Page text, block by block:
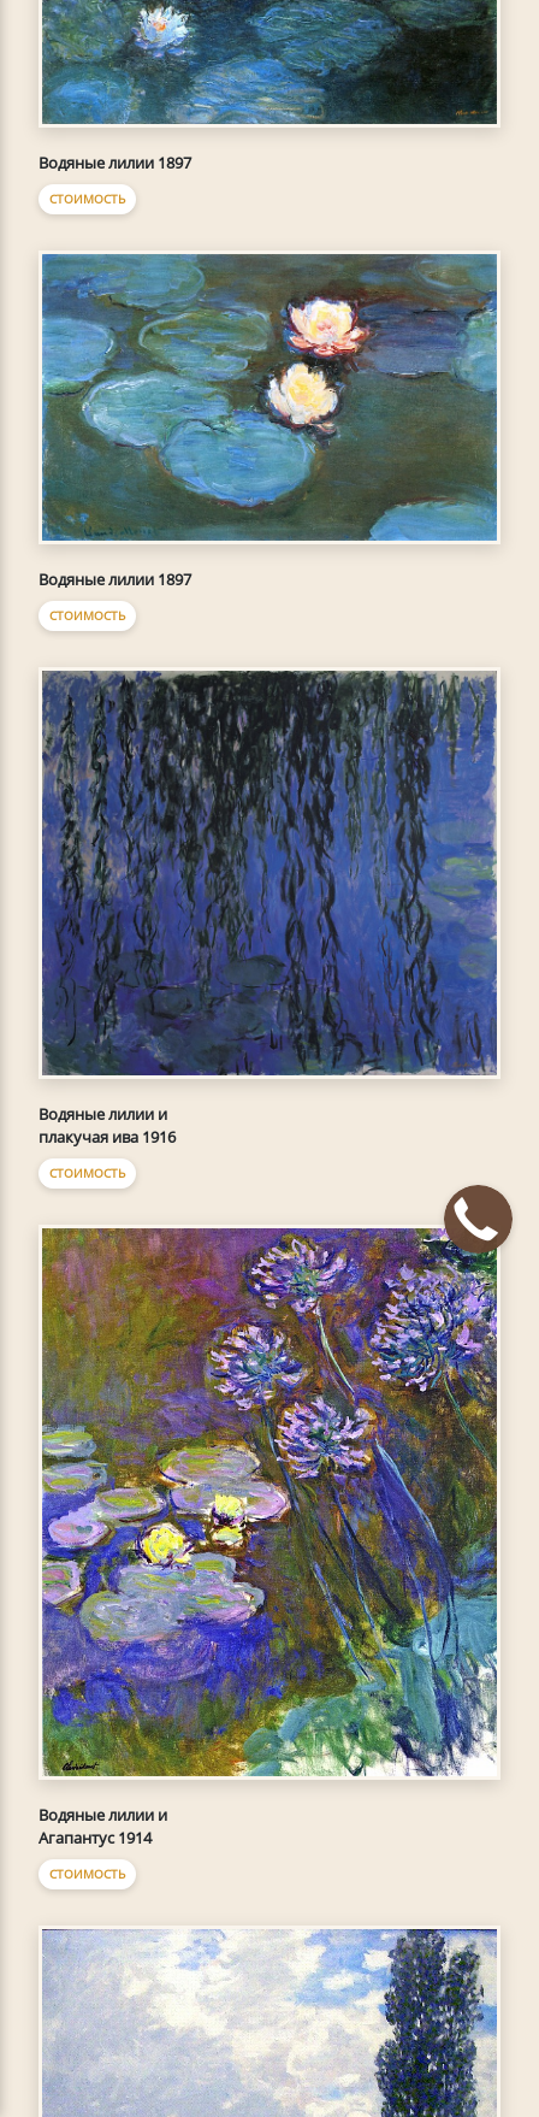
Водяные лилии 1897
СТОИМОСТЬ
Водяные лилии 1897
СТОИМОСТЬ
Водяные лилии и
плакучая ива 1916
СТОИМОСТЬ
Водяные лилии и
Агапантус 1914
СТОИМОСТЬ